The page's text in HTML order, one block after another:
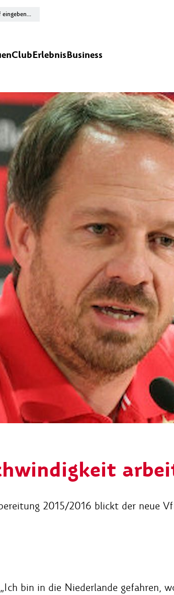
ClubErlebnisBusiness
2015/2016 blickt der neue
„Ich bin in die Niederlande gefahren,